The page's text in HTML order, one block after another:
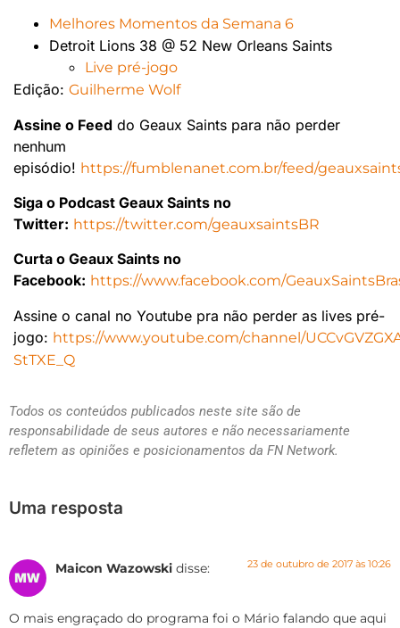
Melhores Momentos da Semana 6
Detroit Lions 38 @ 52 New Orleans Saints
Live pré-jogo
Edição: Guilherme Wolf
Assine o Feed do Geaux Saints para não perder
nenhum
episódio! https://fumblenanet.com.br/feed/
Siga o Podcast Geaux Saints no
Twitter: https://twitter.com/geauxsaintsBR
Curta o Geaux Saints no
Facebook: https://www.facebook.com/
Assine o canal no Youtube pra não perder as lives pré-
jogo: https://www.youtube.com/channel/
StTXE_Q
Todos os conteúdos publicados neste site são de
responsabilidade de seus autores e não necessariamente
refletem as opiniões e posicionamentos da FN Network.
Uma resposta
Maicon Wazowski disse: 23 de outubro de 2017 às 10:26
O mais engraçado do programa foi o Mário falando que aqui